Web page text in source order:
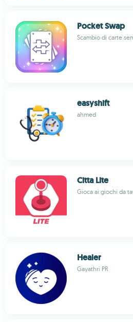
Pocket Swap
Scambio di carte
easyshift
ahmed
Citta Lite
Gioca ai giochi da
Healer
Gayathri PR